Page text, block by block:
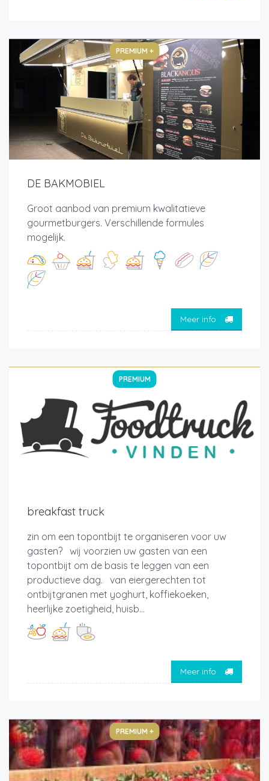
PREMIUM +
DE BAKMOBIEL
Groot aanbod van premium kwalitatieve
gourmetburgers. Verschillende formules
mogelijk.
Meer info
PREMIUM
breakfast truck
zin om een topontbijt te organiseren voor uw
gasten? wij voorzien uw gasten van een
topontbijt om de basis te leggen van een
productieve dag. van eiergerechten tot
ontbijtgranen met yoghurt, koffiekoeken,
heerlijke zoetigheid, huisb...
Meer info
PREMIUM +